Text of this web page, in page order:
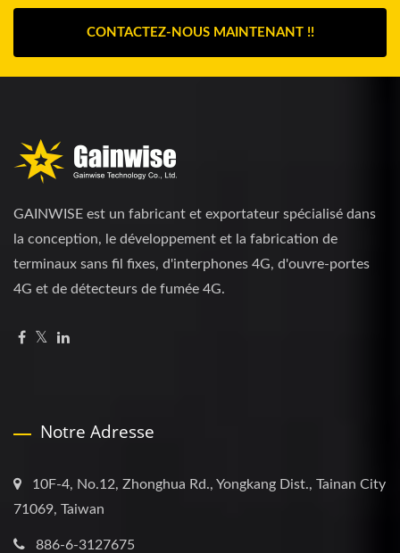
CONTACTEZ-NOUS MAINTENANT !!
GAINWISE est un fabricant et exportateur spécialisé dans
la conception, le développement et la fabrication de
terminaux sans fil fixes, d'interphones 4G, d'ouvre-portes
4G et de détecteurs de fumée 4G.
Notre Adresse
10F-4, No.12, Zhonghua Rd., Yongkang Dist., Tainan City
71069, Taiwan
886-6-3127675